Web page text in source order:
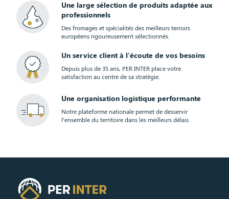
Une large sélection de produits adaptée aux
professionnels
Des fromages et spécialités des meilleurs terroirs
européens rigoureusement sélectionnés.
Un service client à l'écoute de vos besoins
Depuis plus de 35 ans, PER INTER place votre
satisfaction au centre de sa stratégie.
Une organisation logistique performante
Notre plateforme nationale permet de desservir
l'ensemble du territoire dans les meilleurs délais.